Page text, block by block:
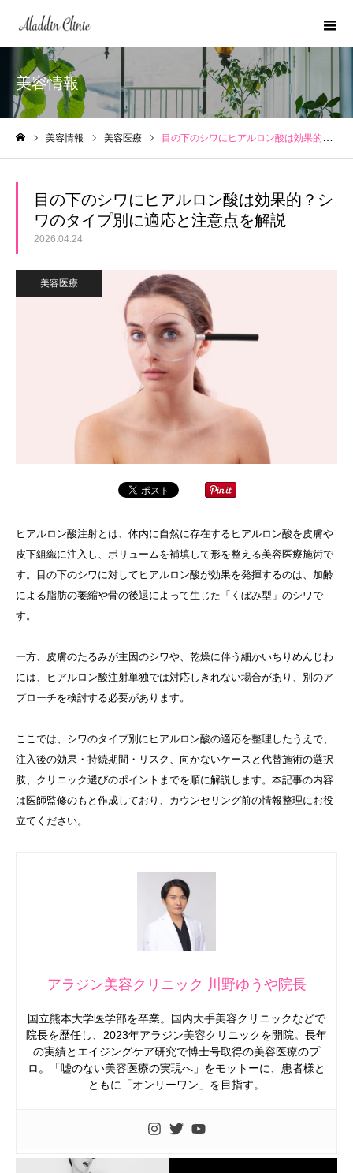
美容情報
美容情報 美容医療 目の下のシワにヒアルロン酸は効果的？シワのタイプ別に適応と注意点を解説
目の下のシワにヒアルロン酸は効果的？シ
ワのタイプ別に適応と注意点を解説
2026.04.24
美容医療
ヒアルロン酸注射とは、体内に自然に存在するヒアルロン酸を皮膚や
皮下組織に注入し、ボリュームを補填して形を整える美容医療施術で
す。目の下のシワに対してヒアルロン酸が効果を発揮するのは、加齢
による脂肪の萎縮や骨の後退によって生じた「くぼみ型」のシワで
す。
一方、皮膚のたるみが主因のシワや、乾燥に伴う細かいちりめんじわ
には、ヒアルロン酸注射単独では対応しきれない場合があり、別のア
プローチを検討する必要があります。
ここでは、シワのタイプ別にヒアルロン酸の適応を整理したうえで、
注入後の効果・持続期間・リスク、向かないケースと代替施術の選択
肢、クリニック選びのポイントまでを順に解説します。本記事の内容
は医師監修のもと作成しており、カウンセリング前の情報整理にお役
立てください。
アラジン美容クリニック 川野ゆうや院長
国立熊本大学医学部を卒業。国内大手美容クリニックなどで
院長を歴任し、2023年アラジン美容クリニックを開院。長年
の実績とエイジングケア研究で博士号取得の美容医療のプ
ロ。「嘘のない美容医療の実現へ」をモットーに、患者様と
ともに「オンリーワン」を目指す。